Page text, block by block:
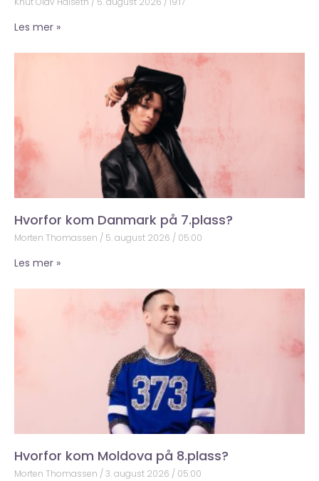
Les mer »
Hvorfor kom Danmark på 7.plass?
Morten Thomassen 5. august 2026 05:00
Les mer »
Hvorfor kom Moldova på 8.plass?
Morten Thomassen 3. august 2026 05:00